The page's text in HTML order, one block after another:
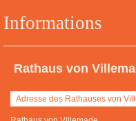
Informations
Rathaus von
Adresse des Rathauses von